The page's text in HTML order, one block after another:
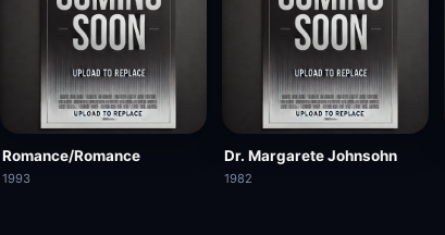
Romance/Romance
1993
Dr. Margarete Johnsohn
1982